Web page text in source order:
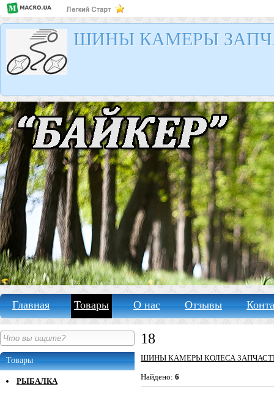
ШИНЫ КАМЕРЫ
Главная Товары О нас Отзывы
Товары
РЫБАЛКА
18
ШИНЫ КАМЕРЫ КОЛЕСА
Найдено: 6